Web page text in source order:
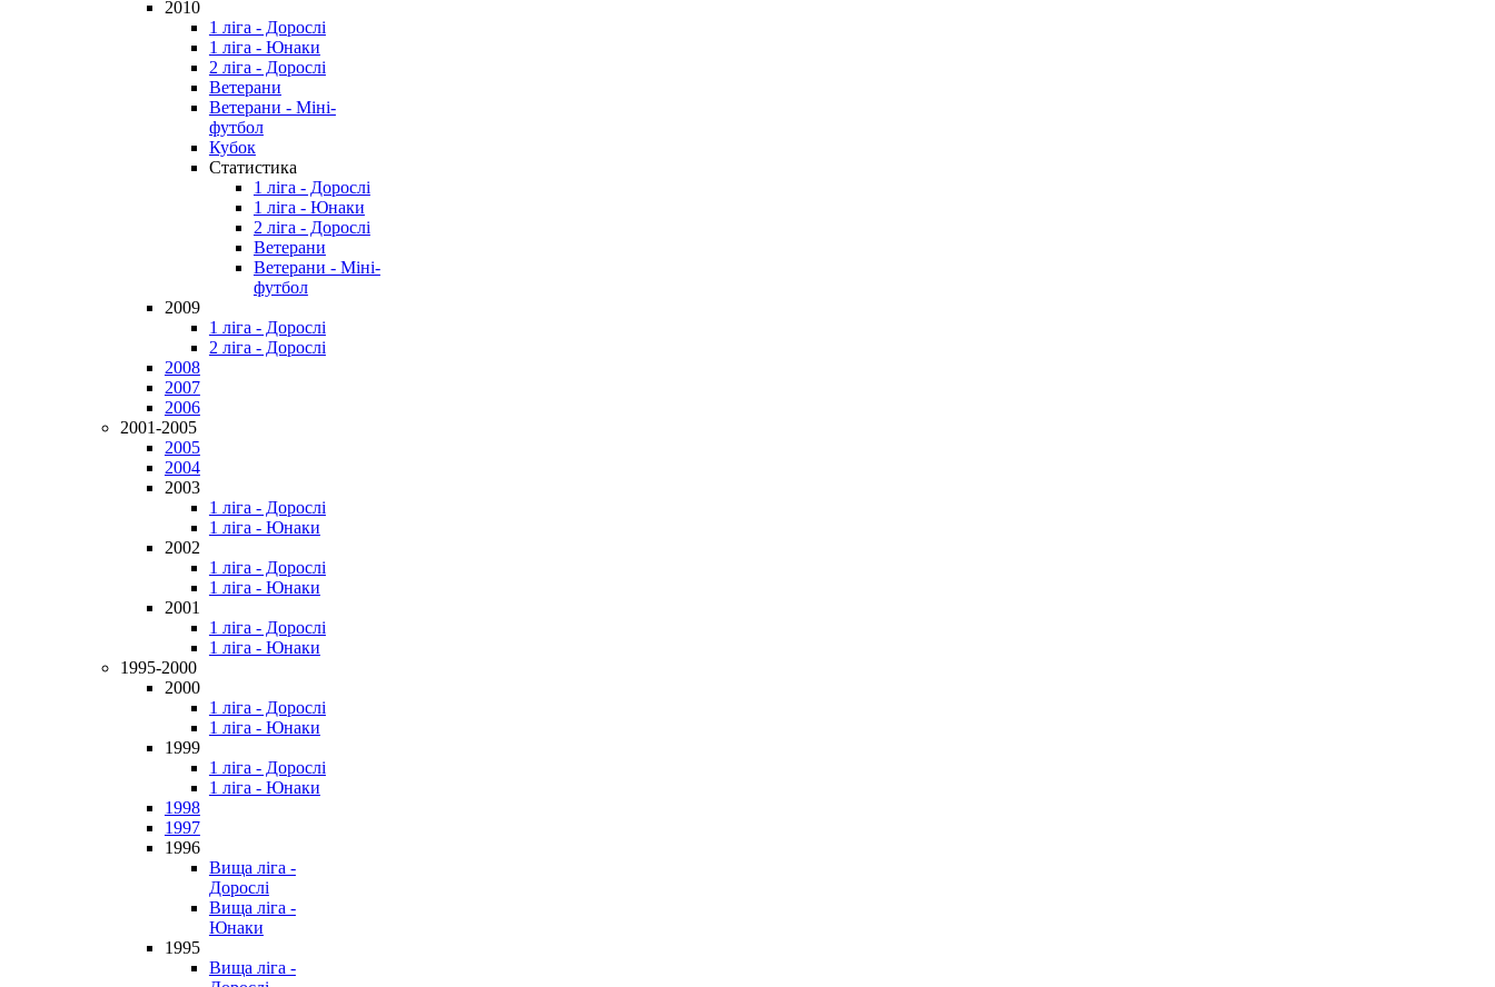
2010
1 ліга - Дорослі
1 ліга - Юнаки
2 ліга - Дорослі
Ветерани
Ветерани - Міні-
футбол
Кубок
Статистика
1 ліга - Дорослі
1 ліга - Юнаки
2 ліга - Дорослі
Ветерани
Ветерани - Міні-
футбол
2009
1 ліга - Дорослі
2 ліга - Дорослі
2008
2007
2006
2001-2005
2005
2004
2003
1 ліга - Дорослі
1 ліга - Юнаки
2002
1 ліга - Дорослі
1 ліга - Юнаки
2001
1 ліга - Дорослі
1 ліга - Юнаки
1995-2000
2000
1 ліга - Дорослі
1 ліга - Юнаки
1999
1 ліга - Дорослі
1 ліга - Юнаки
1998
1997
1996
Вища ліга -
Дорослі
Вища ліга -
Юнаки
1995
Вища ліга -